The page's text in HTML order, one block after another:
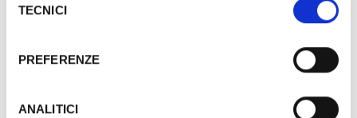
gestire le tue preferenze facendo clic su “Personalizza”.
Qualora acconsenti a tutti i cookie i Tuoi dati potranno
attualmente non fornisce garanzie idonee per il
l’implementazione di misure supplementari di sicurezza a
delTECNICI
PREFERENZE
ANALITICI
recarsi in loco.
LINK ALL'EVENTO
­DOVE